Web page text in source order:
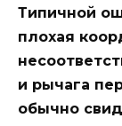
Типичной
плохая
и рычага
обычно